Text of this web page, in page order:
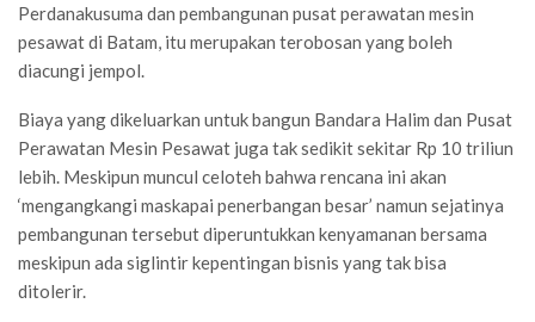
Perdanakusuma dan pembangunan pusat perawatan mesin
pesawat di Batam, itu merupakan terobosan yang boleh
diacungi jempol.
Biaya yang dikeluarkan untuk bangun Bandara Halim dan Pusat
Perawatan Mesin Pesawat juga tak sedikit sekitar Rp 10 triliun
lebih. Meskipun muncul celoteh bahwa rencana ini akan
‘mengangkangi maskapai penerbangan besar’ namun sejatinya
pembangunan tersebut diperuntukkan kenyamanan bersama
meskipun ada siglintir kepentingan bisnis yang tak bisa
ditolerir.